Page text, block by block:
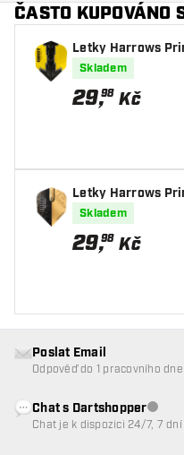
ČASTO KUPOVÁNO
Letky Harrows
Skladem
29,98 Kč
Letky Harrows
2 NO6
Skladem
29,98 Kč
Poslat Email
Odpověď do 1 pracovního dne
Chat s Dartshopper
Chat je k dispozici 24/7, 7